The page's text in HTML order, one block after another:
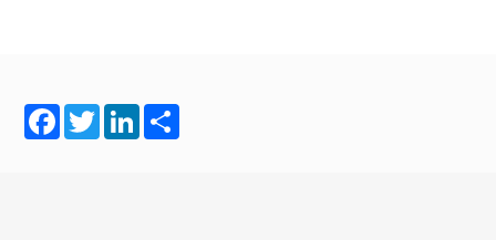
Facebook
TwitterLinkedIn